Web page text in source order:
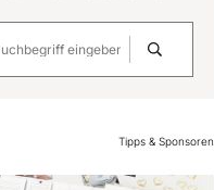
Tipps & Sponsoren